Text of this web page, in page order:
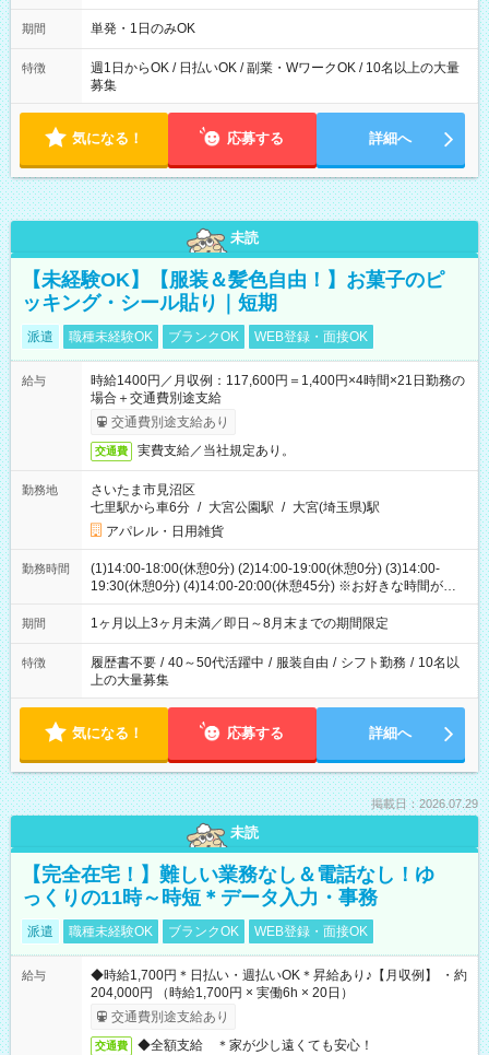
～21：00
期間 単発・1日のみOK
特徴
週1日からOK / 日払いOK / 副業・WワークOK / 10名以上の大量
募集
気になる！ 応募する 詳細へ
未読
【未経験OK】【服装＆髪色自由！】お菓子のピ
ッキング・シール貼り｜短期
派遣 職種未経験OK ブランクOK WEB登録・面接OK
給与
時給1400円／月収例：117,600円＝1,400円×4時間×21日勤務の
場合＋交通費別途支給
交通費別途支給あり
交通費 実費支給／当社規定あり。
勤務地
さいたま市見沼区
七里駅から車6分 / 大宮公園駅 / 大宮(埼玉県)駅
アパレル・日用雑貨
勤務時間
(1)14:00-18:00(休憩0分) (2)14:00-19:00(休憩0分) (3)14:00-
19:30(休憩0分) (4)14:00-20:00(休憩45分) ※お好きな時間が選べ
ます
期間 1ヶ月以上3ヶ月未満／即日～8月末までの期間限定
特徴 履歴書不要 / 40～50代活躍中 / 服装自由 / シフト勤務 / 10名以
上の大量募集
気になる！ 応募する 詳細へ
掲載日：2026.07.29
未読
【完全在宅！】難しい業務なし＆電話なし！ゆ
っくりの11時～時短＊データ入力・事務
派遣 職種未経験OK ブランクOK WEB登録・面接OK
給与
◆時給1,700円＊日払い・週払いOK＊昇給あり♪【月収例】 ・約
204,000円 （時給1,700円 × 実働6h × 20日）
交通費別途支給あり
交通費 ◆全額支給 ＊家が少し遠くても安心！